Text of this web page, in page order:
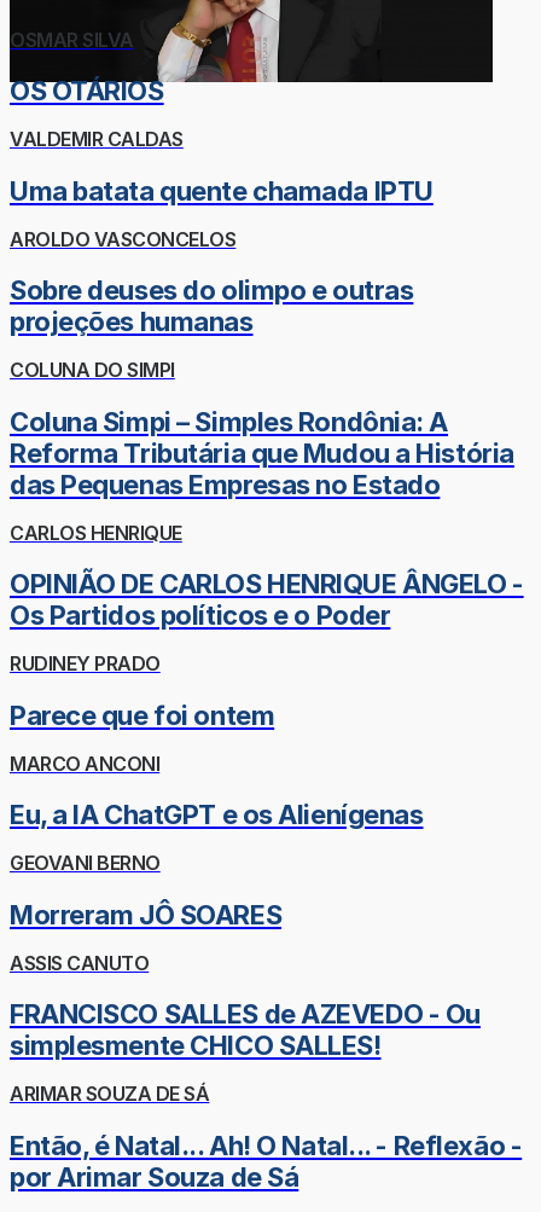
OSMAR SILVA
OS OTÁRIOS
VALDEMIR CALDAS
Uma batata quente chamada IPTU
AROLDO VASCONCELOS
Sobre deuses do olimpo e outras
projeções humanas
COLUNA DO SIMPI
Coluna Simpi – Simples Rondônia: A
Reforma Tributária que Mudou a História
das Pequenas Empresas no Estado
CARLOS HENRIQUE
OPINIÃO DE CARLOS HENRIQUE ÂNGELO -
Os Partidos políticos e o Poder
RUDINEY PRADO
Parece que foi ontem
MARCO ANCONI
Eu, a IA ChatGPT e os Alienígenas
GEOVANI BERNO
Morreram JÔ SOARES
ASSIS CANUTO
FRANCISCO SALLES de AZEVEDO - Ou
simplesmente CHICO SALLES!
ARIMAR SOUZA DE SÁ
Então, é Natal... Ah! O Natal... - Reflexão -
por Arimar Souza de Sá